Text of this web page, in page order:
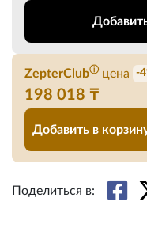
ZepterClubⓘ цена -
198 018 ₸
Добавить в
Поделиться в: